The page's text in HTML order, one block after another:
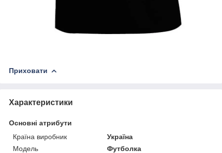
Приховати
Характеристики
Основні атрибути
Країна виробник
Україна
Модель
Футболка